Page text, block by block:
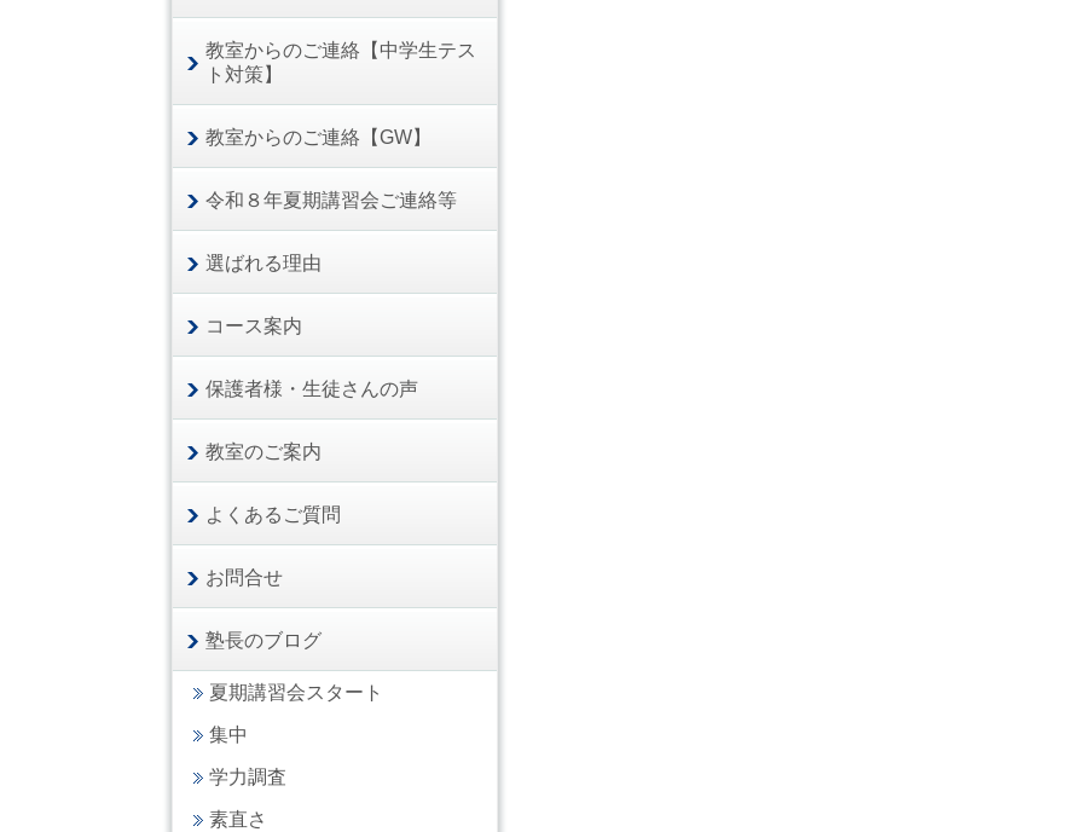
教室からのご連絡【中学生テス
ト対策】
教室からのご連絡【GW】
令和８年夏期講習会ご連絡等
選ばれる理由
コース案内
保護者様・生徒さんの声
教室のご案内
よくあるご質問
お問合せ
塾長のブログ
夏期講習会スタート
集中
学力調査
素直さ